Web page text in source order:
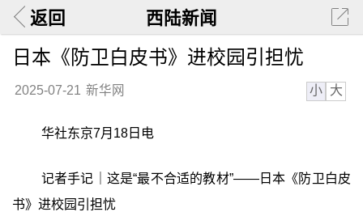
返回 西陆新闻
日本《防卫白皮书》进校园引担忧
2025-07-21 新华网 小 大
华社东京7月18日电
记者手记｜这是“最不合适的教材”——日本《防卫白皮
书》进校园引担忧